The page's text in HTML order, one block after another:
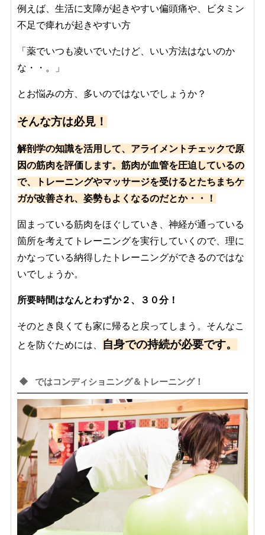
例えば、生活に支障が起きやすい偏頭痛や、ビタミン
不足で痺れが起きやすい方
「薬でいつも凌いでいたけど、いい方法はないのか
な・・。」
とお悩みの方、多いのではないでしょうか？
そんな方は必見！
解剖学の知識を活用して、アライメントチェックで原
因の筋肉を評価します。 筋肉が血管を圧迫しているの
で、トレーニングやマッサージを受けるとたちまちケ
ガが改善され、姿勢もよくなるのだとか・・！
固まっている筋肉をほぐしていき、神経が通っている
箇所を考えてトレーニングを実行していくので、理に
かなっている納得したトレーニングができるのではな
いでしょうか。
所要時間はなんとわずか２、３０分！
そのとき良くても家に帰ると戻ってしまう。そんなこ
とを防ぐためには、
自身での持続が必要です。
ではコンディショニング＆トレーニング！